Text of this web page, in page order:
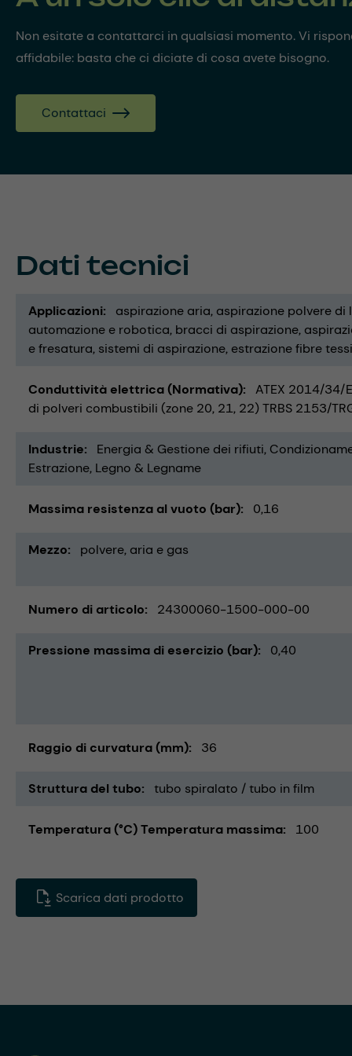
Non esitate a contattarci in qualsiasi momento. Vi
affidabile: basta che ci diciate di cosa avete bisogno.
Contattaci
Dati tecnici
Applicazioni aspirazione aria aspirazione polvere di
automazione e robotica bracci di aspirazione
e fresatura sistemi di aspirazione estrazione fibre
Conduttività elettrica (Normativa)
ATEX 2014/34/
di polveri combustibili (zone 20, 21, 22) TRBS 2153/
Industrie Energia & Gestione dei rifiuti
Estrazione Legno & Legname
Massima resistenza al vuoto (bar) 0,16
Mezzo polvere aria e gas
Numero di articolo 24300060-1500-000-00
Pressione massima di esercizio (bar) 0,40
Raggio di curvatura (mm) 36
Struttura del tubo tubo spiralato / tubo in film
Temperatura (°C) Temperatura massima 100
Scarica dati prodotto